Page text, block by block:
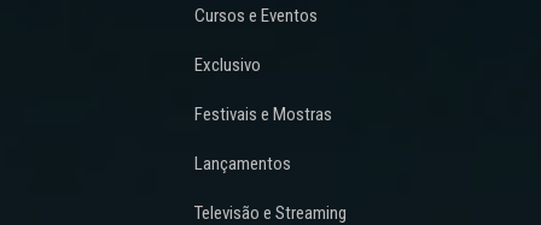
Cursos e Eventos
Exclusivo
Festivais e Mostras
Lançamentos
Televisão e Streaming